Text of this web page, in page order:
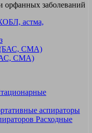
орфанных заболеваний
астма,
СМА)
аспираторы
Расходные